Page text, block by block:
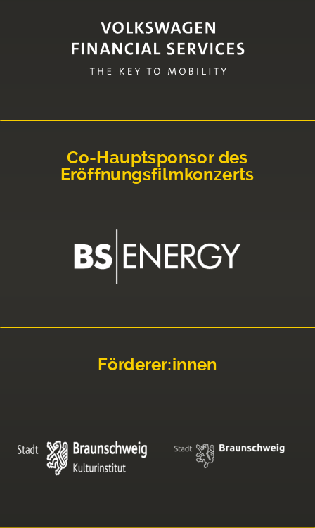
Co-Hauptsponsor des
Eröffnungsfilmkonzerts
Förderer:innen